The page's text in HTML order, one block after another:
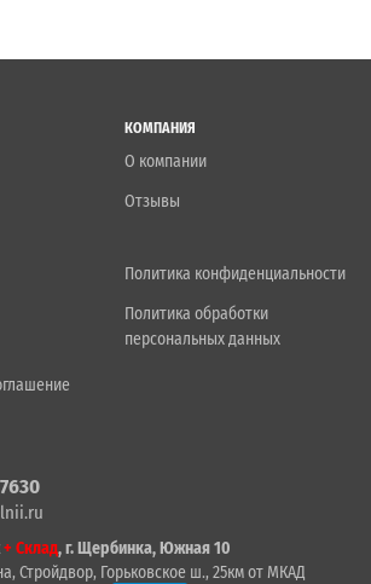
КОМПАНИЯ
О компании
Отзывы
Политика конфиденциальности
Политика обработки
персональных данных
+ Склад, г. Щербинка, Южная 10
Стройдвор, Горьковское ш., 25км от МКАД